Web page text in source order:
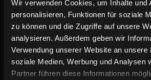
Wir verwenden Cookies, um Inhalte und
personalisieren, Funktionen für soziale
zu können und die Zugriffe auf unsere
analysieren. Außerdem geben wir
Verwendung unserer Website an unsere
soziale Medien, Werbung und Analysen
Partner führen diese Informationen
Willst du keinen Film verpassen,
dich beim Newsletter um am
bleiben!
INFORMATION
FOLGE